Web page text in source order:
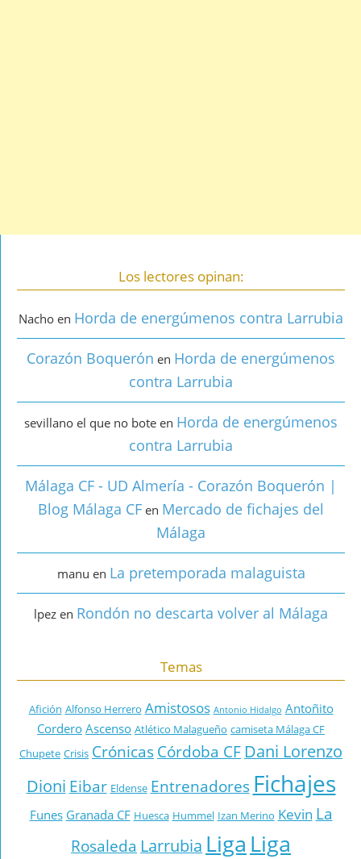
Los lectores opinan:
Nacho en Horda de energúmenos contra Larrubia
Corazón Boquerón en Horda de energúmenos
contra Larrubia
sevillano el que no bote en Horda de energúmenos
contra Larrubia
Málaga CF - UD Almería - Corazón Boquerón |
Blog Málaga CF en Mercado de fichajes del
Málaga
manu en La pretemporada malaguista
lpez en Rondón no descarta volver al Málaga
Temas
Afición Alfonso Herrero Amistosos Antonio Hidalgo Antoñito
CorderoAscenso Atlético Malagueño camiseta Málaga CF
Chupete Crisis Crónicas Córdoba CF Dani Lorenzo
Dioni Eibar Eldense Entrenadores Fichajes
Funes Granada CF Huesca Hummel Izan Merino Kevin La
Rosaleda Larrubia Liga Liga